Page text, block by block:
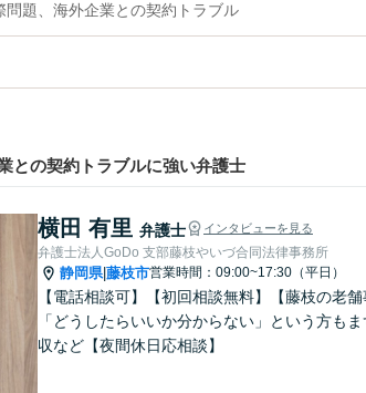
問題、海外企業との契約トラブル
との契約トラブルに強い弁護士
横田 有里 弁護士 インタビューを見る
弁護士法人GoDo 支部藤枝やいづ合同法律事務所
静岡県|藤枝市営業時間：09:00~17:30（平日）
【電話相談可】【初回相談無料】【藤枝の老
「どうしたらいいか分からない」という方も
収など【夜間休日応相談】